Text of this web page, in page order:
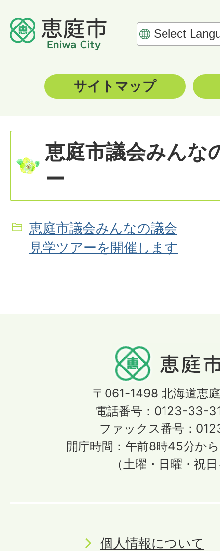
サイトマップ
恵庭市議会みんな
ー
恵庭市議会みんなの議会
見学ツアーを開催します
〒061-1498 北海道恵
電話番号：0123-33-
ファックス番号：
開庁時間：午前8時45分か
（土曜・日曜・祝
個人情報について